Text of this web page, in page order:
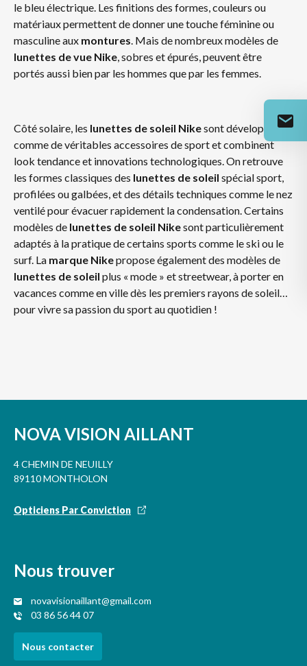
le bleu électrique. Les finitions des formes, couleurs ou
matériaux permettent de donner une touche féminine ou
masculine aux montures. Mais de nombreux modèles de
lunettes de vue Nike, sobres et épurés, peuvent être
portés aussi bien par les hommes que par les femmes.
Côté solaire, les lunettes de soleil Nikesont développées
comme de véritables accessoires de sport et combinent
look tendance et innovations technologiques. On retrouve
les formes classiques des lunettes de soleil spécial sport,
profilées ou galbées, et des détails techniques comme le nez
ventilé pour évacuer rapidement la condensation. Certains
modèles de lunettes de soleil Nikesont particulièrement
adaptés à la pratique de certains sports comme le ski ou le
surf. La marque Nikepropose également des modèles de
lunettes de soleil plus « mode » et streetwear, à porter en
vacances comme en ville dès les premiers rayons de soleil…
pour vivre sa passion du sport au quotidien !
NOVA VISION AILLANT
4 CHEMIN DE NEUILLY
89110 MONTHOLON
Opticiens Par Conviction
Nous trouver
novavisionaillant@gmail.com
03 86 56 44 07
Nous contacter